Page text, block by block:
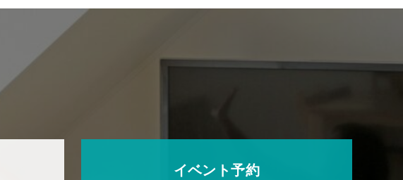
イベント予約